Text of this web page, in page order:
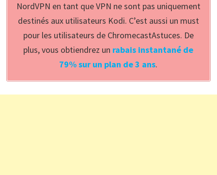
NordVPN en tant que VPN ne sont pas uniquement
destinés aux utilisateurs Kodi. C’est aussi un must
pour les utilisateurs de ChromecastAstuces. De
plus, vous obtiendrez un rabais instantané de
79% sur un plan de 3 ans.